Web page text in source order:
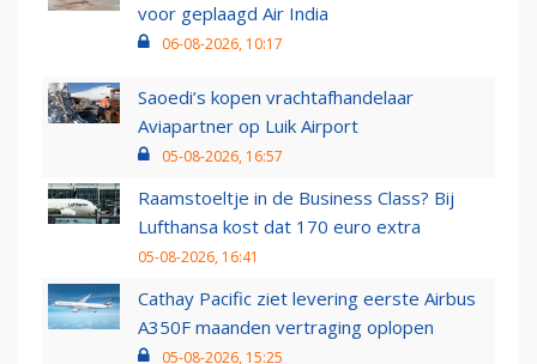
voor geplaagd Air India
06-08-2026, 10:17
Saoedi’s kopen vrachtafhandelaar
Aviapartner op Luik Airport
05-08-2026, 16:57
Raamstoeltje in de Business Class? Bij
Lufthansa kost dat 170 euro extra
05-08-2026, 16:41
Cathay Pacific ziet levering eerste Airbus
A350F maanden vertraging oplopen
05-08-2026, 15:25